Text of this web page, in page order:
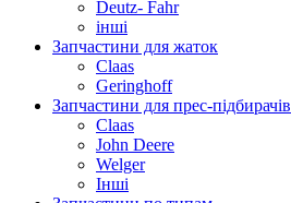
Deutz- Fahr
інші
Запчастини для жаток
Claas
Geringhoff
Запчастини для прес-підбирачів
Claas
John Deere
Welger
Інші